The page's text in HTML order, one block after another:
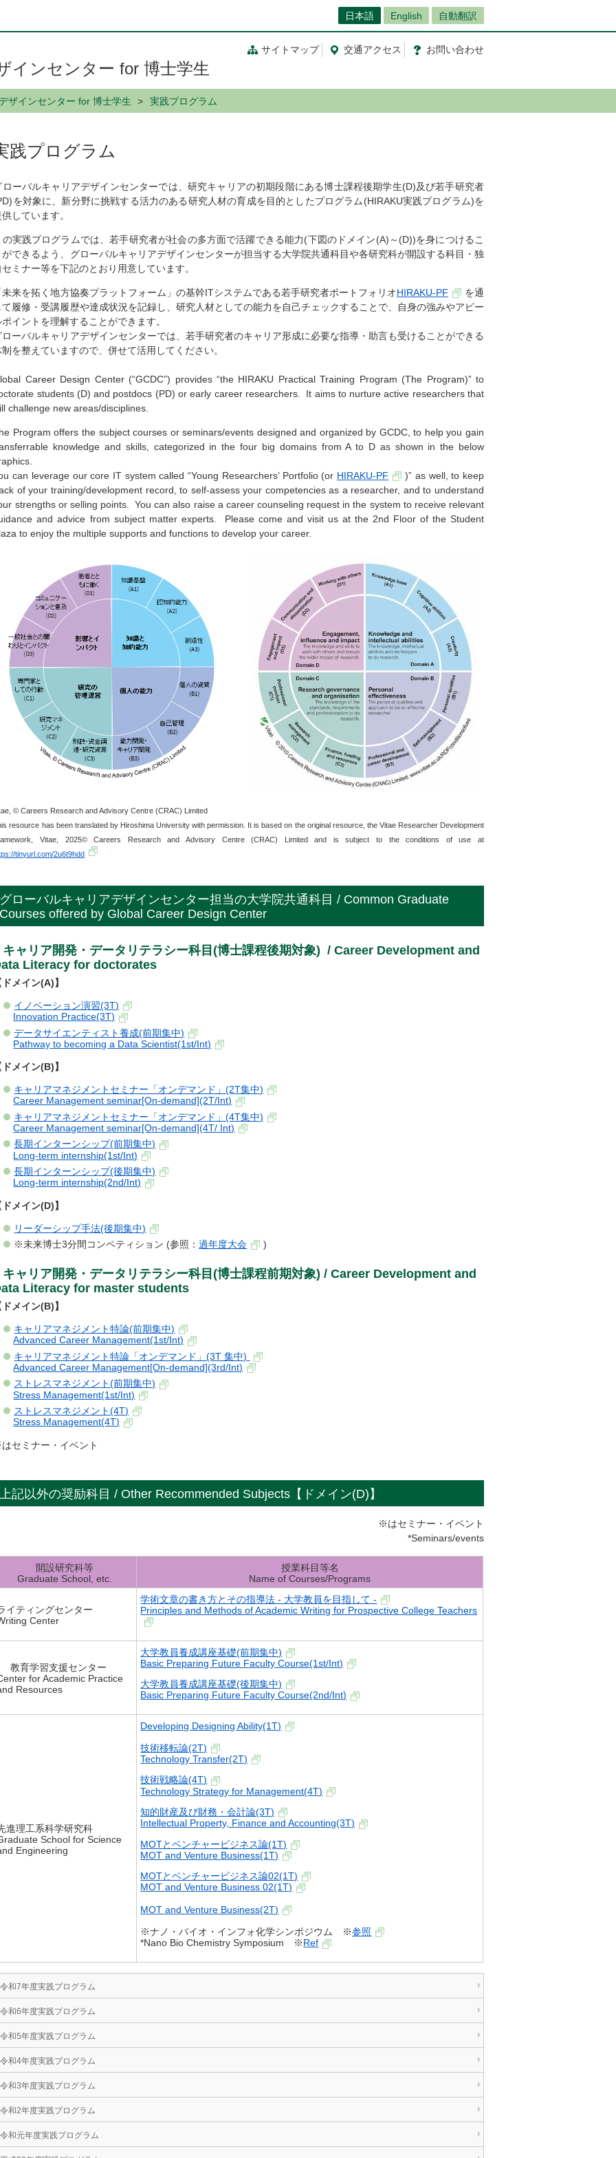
日本語 English 自動翻訳
サイトマップ 交通アクセス お問い合わせ
インセンター for 博士学生
ザインセンター for 博士学生 実践プログラム
践プログラム
ローバルキャリアデザインセンターでは、研究キャリアの初期段階にある博士課程後期学生(D)及び若手研究者
を対象に、新分野に挑戦する活力のある研究人材の育成を目的としたプログラム(HIRAKU実践プログラム)を
しています。
の実践プログラムでは、若手研究者が社会の多方面で活躍できる能力(下図のドメイン(A)～(D))を身につけるこ
ができるよう、グローバルキャリアデザインセンターが担当する大学院共通科目や各研究科が開設する科目・独
セミナー等を下記のとおり用意しています。
未来を拓く地方協奏プラットフォーム」の基幹ITシステムである若手研究者ポートフォリオHIRAKU-PF
を通
て履修・受講履歴や達成状況を記録し、研究人材としての能力を自己チェックすることで、自身の強みやアピー
ポイントを理解することができます。
ローバルキャリアデザインセンターでは、若手研究者のキャリア形成に必要な指導・助言も受けることができる
制を整えていますので、併せて活用してください。
Career Design Center (“GCDC”) provides “the HIRAKU Practical Training Program (The Program)” to
students (D) and postdocs (PD) or early career researchers. It aims to nurture active researchers that
challenge new areas/disciplines.
Program offers the subject courses or seminars/events designed and organized by GCDC, to help you gain
knowledge and skills, categorized in the four big domains from A to D as shown in the below
can leverage our core IT system called “Young Researchers’ Portfolio (or HIRAKU-PF
)” as well, to keep
of your training/development record, to self-assess your competencies as a researcher, and to understand
strengths or selling points. You can also raise a career counseling request in the system to receive relevant
and advice from subject matter experts. Please come and visit us at the 2nd Floor of the Student
to enjoy the multiple supports and functions to develop your career.
© Careers Research and Advisory Centre (CRAC) Limited
resource has been translated by Hiroshima University with permission. It is based on the original resource, the Vitae Researcher Development
Vitae, 2025© Careers Research and Advisory Centre (CRAC) Limited and is subject to the conditions of use at
tinyurl.com/2u6t9hdd
グローバルキャリアデザインセンター担当の大学院共通科目 / Common Graduate
Courses offered by Global Career Design Center
キャリア開発・データリテラシー科目(博士課程後期対象) / Career Development and
Literacy for doctorates
メイン(A)】
イノベーション演習(3T)
Innovation Practice(3T)
データサイエンティスト養成(前期集中)
Pathway to becoming a Data Scientist(1st/Int)
メイン(B)】
キャリアマネジメントセミナー「オンデマンド」(2T集中)
Career Management seminar[On-demand](2T/Int)
キャリアマネジメントセミナー「オンデマンド」(4T集中)
Career Management seminar[On-demand](4T/ Int)
長期インターンシップ(前期集中)
Long-term internship(1st/Int)
長期インターンシップ(後期集中)
Long-term internship(2nd/Int)
メイン(D)】
リーダーシップ手法(後期集中)
※未来博士3分間コンペティション (参照：過年度大会 )
キャリア開発・データリテラシー科目(博士課程前期対象) / Career Development and
Literacy for master students
メイン(B)】
キャリアマネジメント特論(前期集中)
Advanced Career Management(1st/Int)
キャリアマネジメント特論「オンデマンド」(3T 集中)
Advanced Career Management[On-demand](3rd/Int)
ストレスマネジメント(前期集中)
Stress Management(1st/Int)
ストレスマネジメント(4T)
Stress Management(4T)
セミナー・イベント
上記以外の奨励科目 / Other Recommended Subjects【ドメイン(D)】
※はセミナー・イベント
*Seminars/events
開設研究科等
Graduate School, etc.
授業科目等名
Name of Courses/Programs
イティングセンター
Center
学術文章の書き方とその指導法 - 大学教員を目指して -
Principles and Methods of Academic Writing for Prospective College Teachers
育学習支援センター
for Academic Practice
Resources
大学教員養成講座基礎(前期集中)
Basic Preparing Future Faculty Course(1st/Int)
大学教員養成講座基礎(後期集中)
Basic Preparing Future Faculty Course(2nd/Int)
進理工系科学研究科
School for Science
Engineering
Developing Designing Ability(1T)
技術移転論(2T)
Technology Transfer(2T)
技術戦略論(4T)
Technology Strategy for Management(4T)
知的財産及び財務・会計論(3T)
Intellectual Property, Finance and Accounting(3T)
MOTとベンチャービジネス論(1T)
MOT and Venture Business(1T)
MOTとベンチャービジネス論02(1T)
MOT and Venture Business 02(1T)
MOT and Venture Business(2T)
※ナノ・バイオ・インフォ化学シンポジウム ※参照
*Nano Bio Chemistry Symposium ※Ref
令和7年度実践プログラム
令和6年度実践プログラム
令和5年度実践プログラム
令和4年度実践プログラム
令和3年度実践プログラム
令和2年度実践プログラム
令和元年度実践プログラム